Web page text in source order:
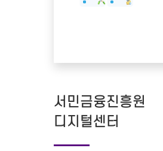
서민금융진흥원
디지털센터